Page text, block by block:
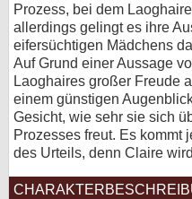
Prozess, bei dem
allerdings gelingt es ihre
eifersüchtigen Mädchens
Auf Grund einer Aussage
Laoghaires großer Freude
einem günstigen
Gesicht, wie sehr sie sich
Prozesses freut. Es kommt
des Urteils, denn Claire